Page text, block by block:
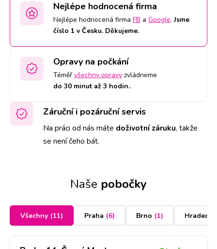
Nejlépe hodnocená firma
Nejlépe hodnocená firma FB a Google.Jsme
číslo 1 v Česku. Děkujeme.
Opravy na počkání
Téměř všechny opravy zvládneme
do 30 minut až 3 hodin..
Záruční i pozáruční servis
Na práci od nás máte doživotní záruku, takže
se není čeho bát.
Naše pobočky
Všechny (11) Praha (6) Brno (1) Hradec